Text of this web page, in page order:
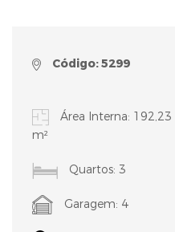
Código: 5299
Área Interna: 192,23
m²
Quartos: 3
Garagem: 4